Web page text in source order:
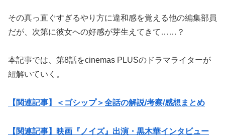
その真っ直ぐすぎるやり方に違和感を覚える他の編集部員
だが、次第に彼女への好感が芽生えてきて……？
本記事では、第8話をcinemas PLUSのドラマライターが
紐解いていく。
【関連記事】＜ゴシップ＞全話の解説/考察/感想まとめ
【関連記事】映画『ノイズ』出演・黒木華インタビュー